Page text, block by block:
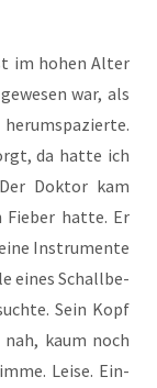
im hohen Alter
war, als
da hat­te ich
Dok­tor kam
Fie­ber hat­te. Er
Instru­men­te
eines Schall­be­
Sein Kopf
kaum noch
Lei­se. Ein­